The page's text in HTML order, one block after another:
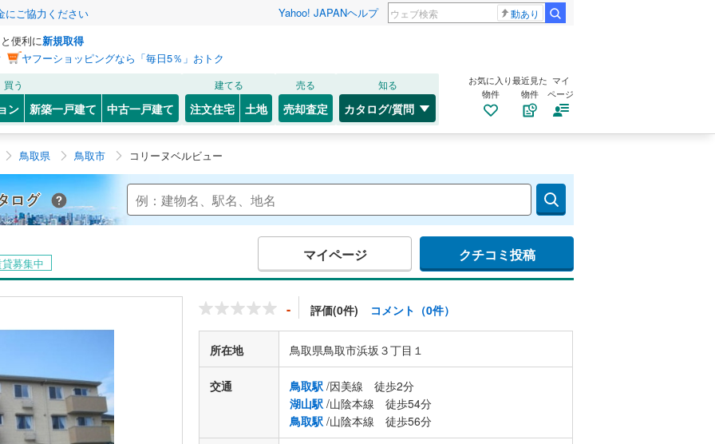
にご協力ください Yahoo! JAPANヘルプ 動あり
便利に新規取得
ヤフーショッピングなら「毎日5％」おトク
買う
ン 新築一戸建て 中古一戸建て
建てる
注文住宅 土地
売る
売却査定
知る
カタログ/質問
お気に入り
物件
最近見た
物件
マイ
ページ
鳥取県 鳥取市 コリーヌベルビュー
Yahoo!不動産 マンションカタログ
募集中 マイページ クチコミ投稿
- 評価(0件) コメント（0件）
所在地 鳥取県鳥取市浜坂３丁目１
交通 鳥取駅 /因美線 徒歩2分
湖山駅 /山陰本線 徒歩54分
鳥取駅 /山陰本線 徒歩56分